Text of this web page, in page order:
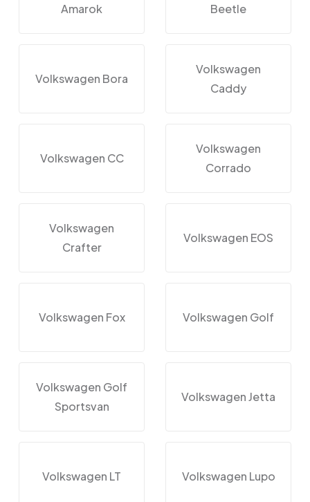
Amarok
Beetle
Volkswagen Bora
Volkswagen
Caddy
Volkswagen CC
Volkswagen
Corrado
Volkswagen
Crafter
Volkswagen EOS
Volkswagen Fox Volkswagen Golf
Volkswagen Golf
Sportsvan
Volkswagen Jetta
Volkswagen LT Volkswagen Lupo